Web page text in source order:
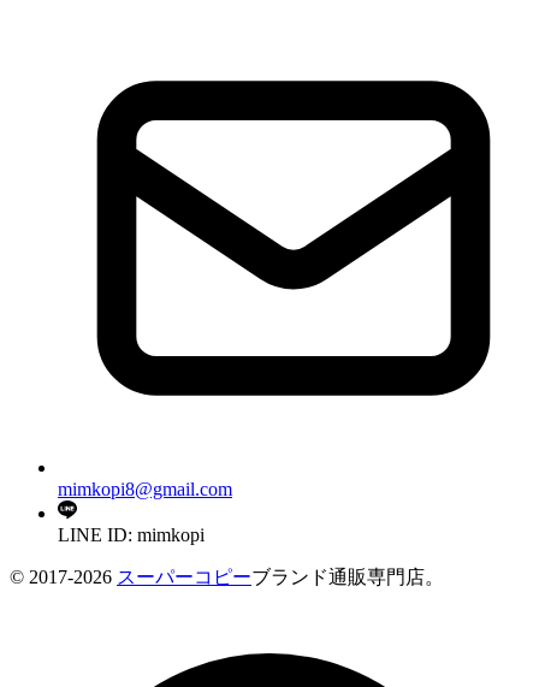
mimkopi8@gmail.com
LINE ID: mimkopi
© 2017-2026 スーパーコピーブランド通販専門店。